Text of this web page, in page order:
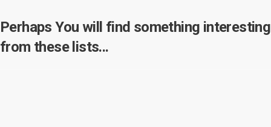
Perhaps You will find something interesting
from these lists...